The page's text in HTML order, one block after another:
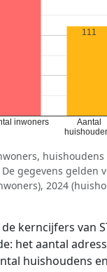
inwoners
Aantal
111
gegevens gelden
2024
kerncijfers van
het aantal
huishoudens